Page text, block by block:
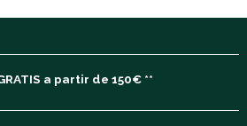
a partir de 150€ **